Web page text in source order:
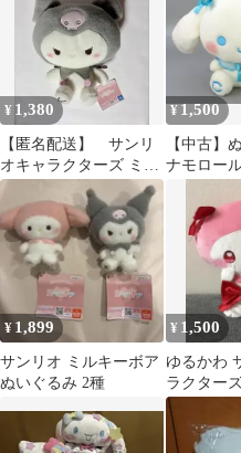
ャラクタ
¥ 1,380
【匿名配送】 サンリ
オキャラクターズ ミル
キーボア BIGぬいぐる
み クロミ
¥1,500
【中古】
ナモロー
ぬいぐる
キャラク
¥ 1,899
サンリオ ミルキーボア
ぬいぐるみ 2種
¥ 1,500
ゆるかわ
ラクター
み